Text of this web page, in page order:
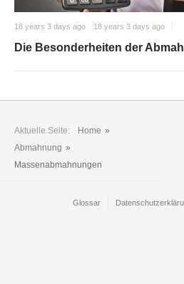
18 years 3 days ago 18 years 3 days ago
Die Besonderheiten der
Aktuelle Seite: Home »
Abmahnung »
Massenabmahnungen
Glossar